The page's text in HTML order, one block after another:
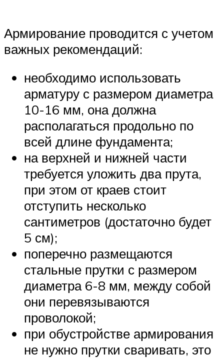
Армирование проводится с учетом
важных рекомендаций:
необходимо использовать
арматуру с размером диаметра
10-16 мм, она должна
располагаться продольно по
всей длине фундамента;
на верхней и нижней части
требуется уложить два прута,
при этом от краев стоит
отступить несколько
сантиметров (достаточно будет
5 см);
поперечно размещаются
стальные прутки с размером
диаметра 6-8 мм, между собой
они перевязываются
проволокой;
при обустройстве армирования
не нужно прутки сваривать, это